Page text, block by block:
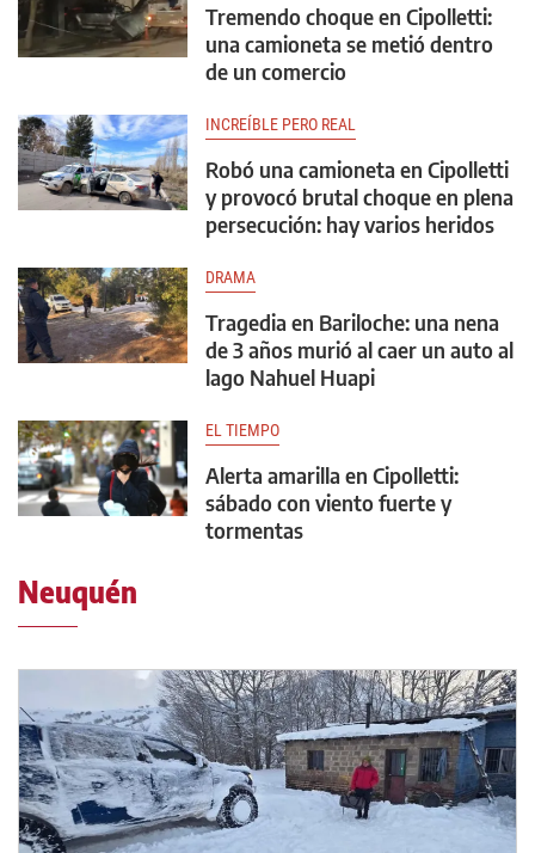
Tremendo choque en Cipolletti:
una camioneta se metió dentro
de un comercio
INCREÍBLE PERO REAL
Robó una camioneta en Cipolletti
y provocó brutal choque en plena
persecución: hay varios heridos
DRAMA
Tragedia en Bariloche: una nena
de 3 años murió al caer un auto al
lago Nahuel Huapi
EL TIEMPO
Alerta amarilla en Cipolletti:
sábado con viento fuerte y
tormentas
Neuquén